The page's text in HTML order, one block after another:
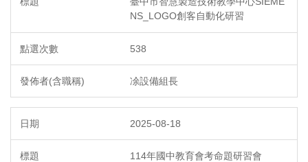
NS_LOGO創客自動化研習
538
凃設備組長
2025-08-18
114年國中教育會考命題研習會